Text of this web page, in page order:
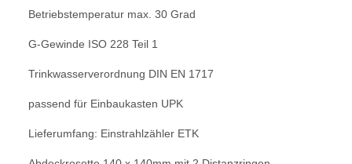
Betriebstemperatur max. 30 Grad
G-Gewinde ISO 228 Teil 1
Trinkwasserverordnung DIN EN 1717
passend für Einbaukasten UPK
Lieferumfang: Einstrahlzähler ETK